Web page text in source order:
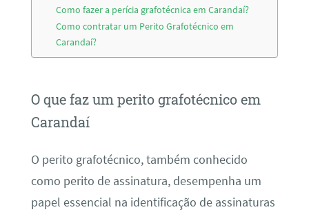
Como fazer a perícia grafotécnica em Carandaí?
Como contratar um Perito Grafotécnico em
Carandaí?
O que faz um perito grafotécnico em
Carandaí
O perito grafotécnico, também conhecido
como perito de assinatura, desempenha um
papel essencial na identificação de assinaturas